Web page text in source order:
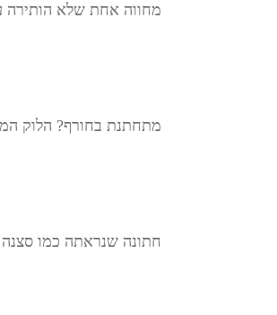
מחווה אחת שלא הותירה
מתחתנת בחורף? הלוק
חתונה שנראתה כמו